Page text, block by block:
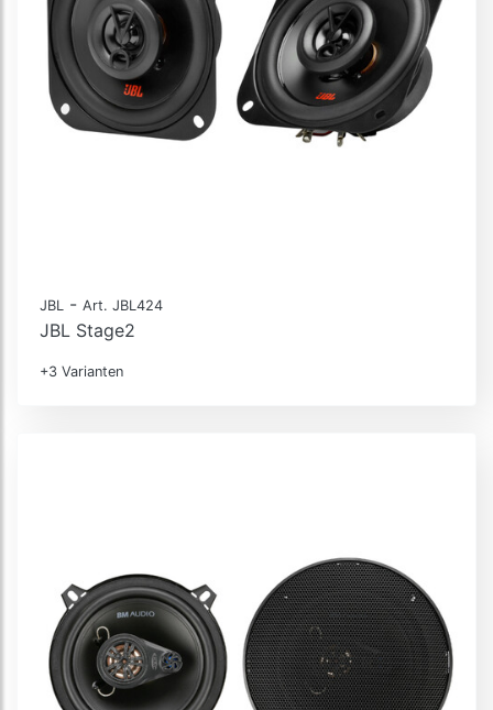
JBL - Art. JBL424
JBL Stage2
+3 Varianten